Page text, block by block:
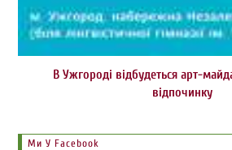
В Ужгороді відбудеться арт-
відпочинку
Ми У Facebook